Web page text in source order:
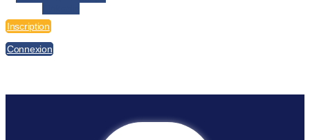
Inscription
Connexion